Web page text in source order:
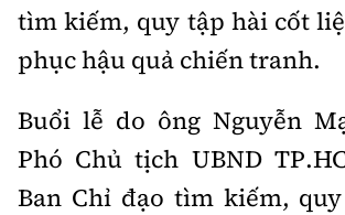
Email:bandoc@baoxaydung.vn
Cấm sao chép dưới mọi hình thức nếu
chấp thuận bằng văn bản.
tìm kiếm, quy tập hài cốt
phục hậu quả chiến tranh.
Buổi lễ do ông Nguyễn
Phó Chủ tịch UBND
Ban Chỉ đạo tìm kiếm,